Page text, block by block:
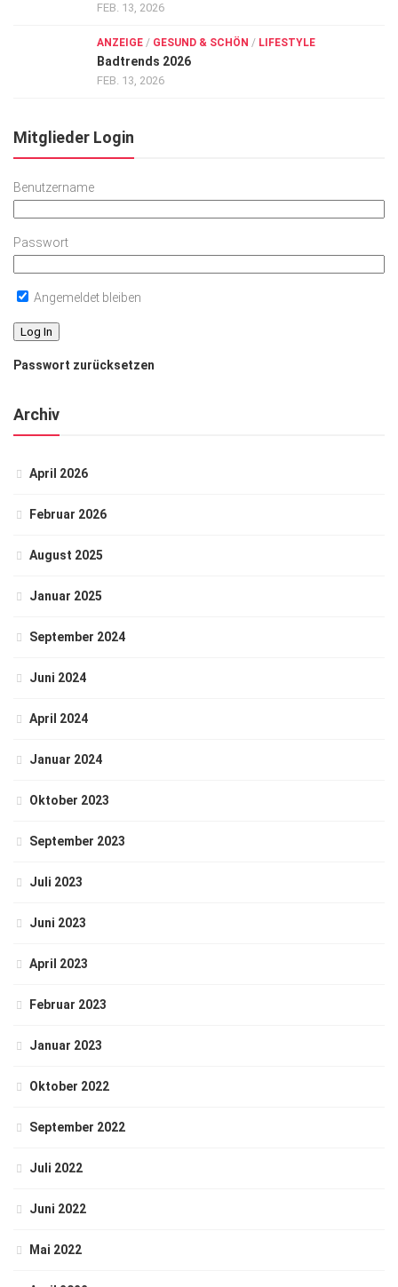
FEB. 13, 2026
ANZEIGE / GESUND & SCHÖN / LIFESTYLE
Badtrends 2026
FEB. 13, 2026
Mitglieder Login
Benutzername
Passwort
Angemeldet bleiben
Passwort zurücksetzen
Archiv
April 2026
Februar 2026
August 2025
Januar 2025
September 2024
Juni 2024
April 2024
Januar 2024
Oktober 2023
September 2023
Juli 2023
Juni 2023
April 2023
Februar 2023
Januar 2023
Oktober 2022
September 2022
Juli 2022
Juni 2022
Mai 2022